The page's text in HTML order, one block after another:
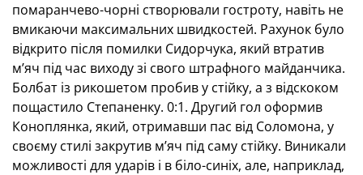
помаранчево-чорні створювали гостроту, навіть не
вмикаючи максимальних швидкостей. Рахунок було
відкрито після помилки Сидорчука, який втратив
м’яч під час виходу зі свого штрафного майданчика.
Болбат із рикошетом пробив у стійку, а з відскоком
пощастило Степаненку. 0:1. Другий гол оформив
Коноплянка, який, отримавши пас від Соломона, у
своєму стилі закрутив м’яч під саму стійку. Виникали
можливості для ударів і в біло-синіх, але, наприклад,